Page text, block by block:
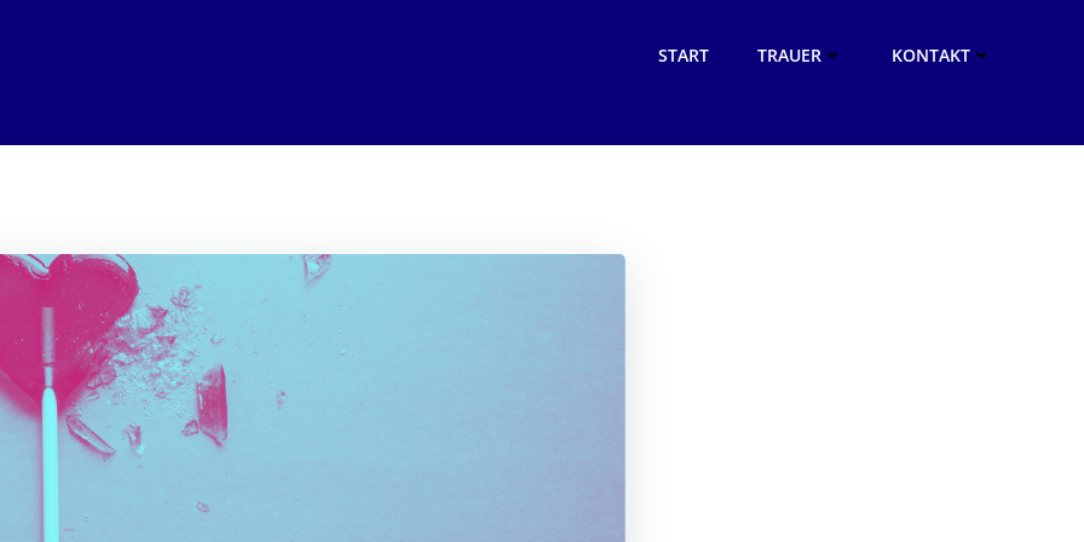
START TRAUER KONTAKT